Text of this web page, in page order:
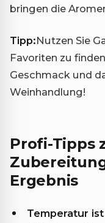
bringen die
Tipp:Nutzen Sie
Favoriten zu
Geschmack und
Weinhandlung!
Profi-Tipps
Ergebnis
Temperatur ist